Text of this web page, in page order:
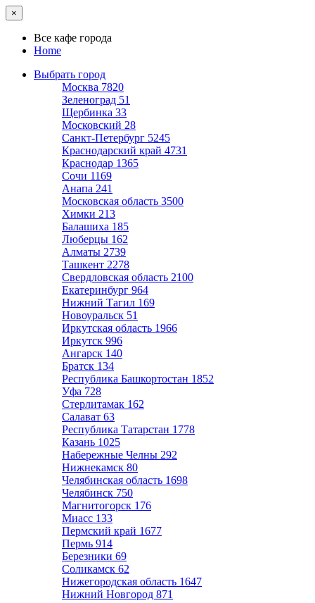
×
Все кафе города
Home
Выбрать город
Москва 7820
Зеленоград 51
Щербинка 33
Московский 28
Санкт-Петербург 5245
Краснодарский край 4731
Краснодар 1365
Сочи 1169
Анапа 241
Московская область 3500
Химки 213
Балашиха 185
Люберцы 162
Алматы 2739
Ташкент 2278
Свердловская область 2100
Екатеринбург 964
Нижний Тагил 169
Новоуральск 51
Иркутская область 1966
Иркутск 996
Ангарск 140
Братск 134
Республика Башкортостан 1852
Уфа 728
Стерлитамак 162
Салават 63
Республика Татарстан 1778
Казань 1025
Набережные Челны 292
Нижнекамск 80
Челябинская область 1698
Челябинск 750
Магнитогорск 176
Миасс 133
Пермский край 1677
Пермь 914
Березники 69
Соликамск 62
Нижегородская область 1647
Нижний Новгород 871